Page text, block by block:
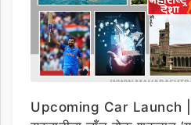
Upcoming Car Launch |